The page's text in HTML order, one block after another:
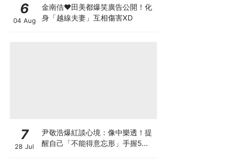
6
04 Aug
金南佶♥田美都爆笑廣告公開！化
身「越線夫妻」互相傷害XD
7
28 Jul
尹敬浩爆紅談心境：像中樂透！提
醒自己「不能得意忘形」手握5部